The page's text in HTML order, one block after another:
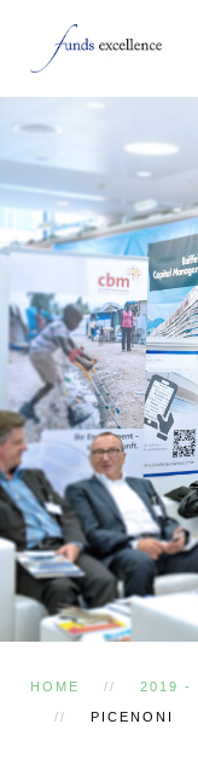
HOME 2019 -
PICENONI